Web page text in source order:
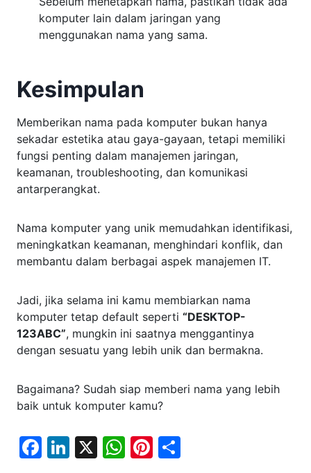
komputer lain dalam jaringan yang
menggunakan nama yang sama.
Kesimpulan
Memberikan nama pada komputer bukan hanya
sekadar estetika atau gaya-gayaan, tetapi memiliki
fungsi penting dalam manajemen jaringan,
keamanan, troubleshooting, dan komunikasi
antarperangkat.
Nama komputer yang unik memudahkan identifikasi,
meningkatkan keamanan, menghindari konflik, dan
membantu dalam berbagai aspek manajemen IT.
Jadi, jika selama ini kamu membiarkan nama
komputer tetap default seperti “DESKTOP-
123ABC”, mungkin ini saatnya menggantinya
dengan sesuatu yang lebih unik dan bermakna.
Bagaimana? Sudah siap memberi nama yang lebih
baik untuk komputer kamu?
F
Li X
W Pi